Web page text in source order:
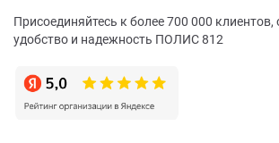
Присоединяйтесь к более 700 000
удобство и надежность ПОЛИС 812